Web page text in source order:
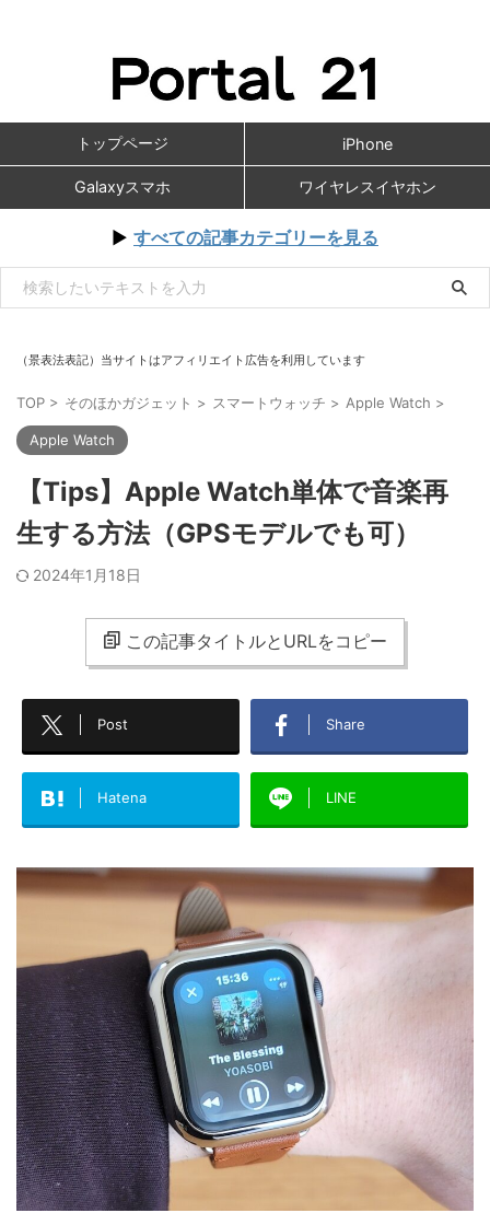
トップページ iPhone
Galaxyスマホ ワイヤレスイヤホン
▶ すべての記事カテゴリーを見る
（景表法表記）当サイトはアフィリエイト広告を利用しています
TOP > そのほかガジェット > スマートウォッチ > Apple Watch >
Apple Watch
【Tips】Apple Watch単体で音楽再
生する方法（GPSモデルでも可）
2024年1月18日
この記事タイトルとURLをコピー
Post Share
Hatena LINE